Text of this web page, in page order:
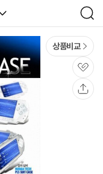
검
색
상품비교
관
심